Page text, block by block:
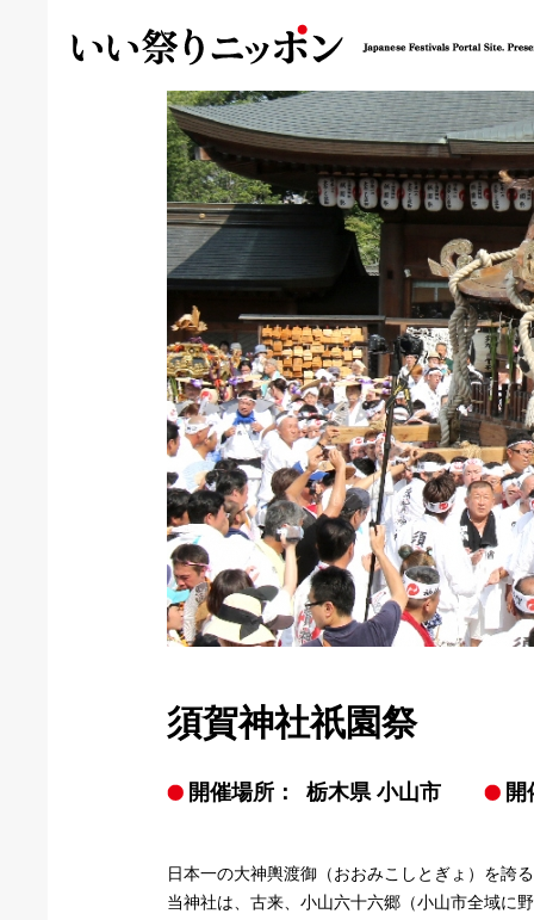
須賀神社祇園祭
開催場所： 栃木県 小山市 開
日本一の大神輿渡御（おおみこしとぎょ）を誇
当神社は、古来、小山六十六郷（小山市全域に